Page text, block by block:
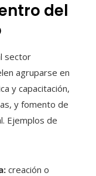
del
sector
agruparse en
y capacitación,
y fomento de
Ejemplos de
creación o